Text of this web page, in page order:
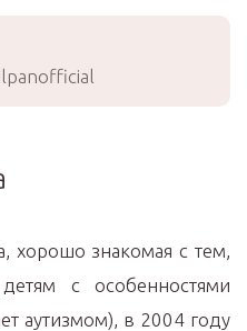
хорошо знакомая с тем,
с особенностями
аутизмом), в 2004 году